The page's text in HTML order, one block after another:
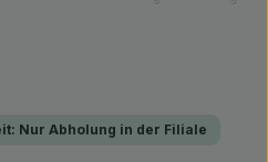
Nur Abholung in der Filiale